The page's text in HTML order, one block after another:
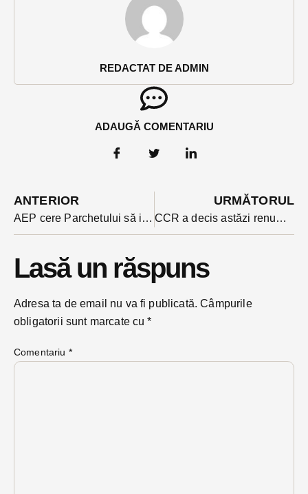
REDACTAT DE ADMIN
ADAUGĂ COMENTARIU
ANTERIOR
AEP cere Parchetului să investigheze finanțarea campaniei electorale a candidatului Georgescu. Sunt vizate afisele fără cod de mandatar
URMĂTORUL
CCR a decis astăzi renumărarea voturilor din 24 noiembrie.
Lasă un răspuns
Adresa ta de email nu va fi publicată. Câmpurile
obligatorii sunt marcate cu*
Comentariu *